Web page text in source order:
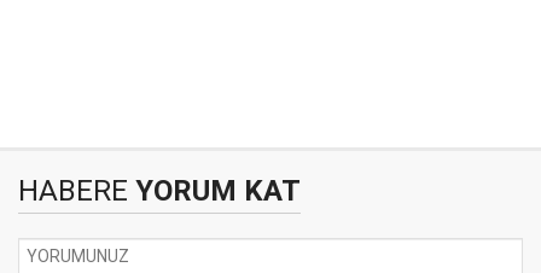
HABERE YORUM KAT